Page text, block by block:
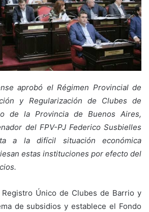
aprobó el Régimen Provincial de
y Regularización de Clubes de
de la Provincia de Buenos Aires,
del FPV-PJ Federico Susbielles
a la difícil situación económica
estas instituciones por efecto del
Único de Clubes de Barrio y
de subsidios y establece el Fondo